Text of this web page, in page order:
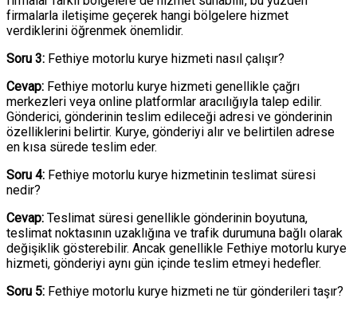
firmalarla iletişime geçerek hangi bölgelere hizmet
verdiklerini öğrenmek önemlidir.
Soru 3: Fethiye motorlu kurye hizmeti nasıl çalışır?
Cevap: Fethiye motorlu kurye hizmeti genellikle çağrı
merkezleri veya online platformlar aracılığıyla talep edilir.
Gönderici, gönderinin teslim edileceği adresi ve gönderinin
özelliklerini belirtir. Kurye, gönderiyi alır ve belirtilen adrese
en kısa sürede teslim eder.
Soru 4: Fethiye motorlu kurye hizmetinin teslimat süresi
nedir?
Cevap: Teslimat süresi genellikle gönderinin boyutuna,
teslimat noktasının uzaklığına ve trafik durumuna bağlı olarak
değişiklik gösterebilir. Ancak genellikle Fethiye motorlu kurye
hizmeti, gönderiyi aynı gün içinde teslim etmeyi hedefler.
Soru 5: Fethiye motorlu kurye hizmeti ne tür gönderileri taşır?